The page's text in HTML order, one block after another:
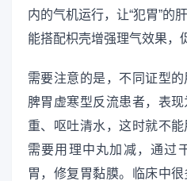
内的气机运行，让“犯胃”的
能搭配枳壳增强理气效果，
需要注意的是，不同证型
脾胃虚寒型反流患者，表
重、呕吐清水，这时就不
需要用理中丸加减，通过
胃，修复胃黏膜。临床中